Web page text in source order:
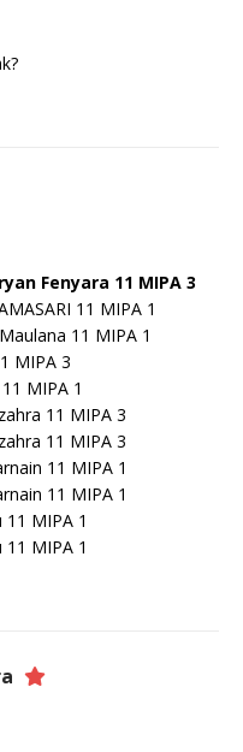
Fenyara 11 MIPA 3
11 MIPA 1
11 MIPA 1
MIPA 3
MIPA 1
11 MIPA 3
11 MIPA 3
11 MIPA 1
11 MIPA 1
MIPA 1
MIPA 1